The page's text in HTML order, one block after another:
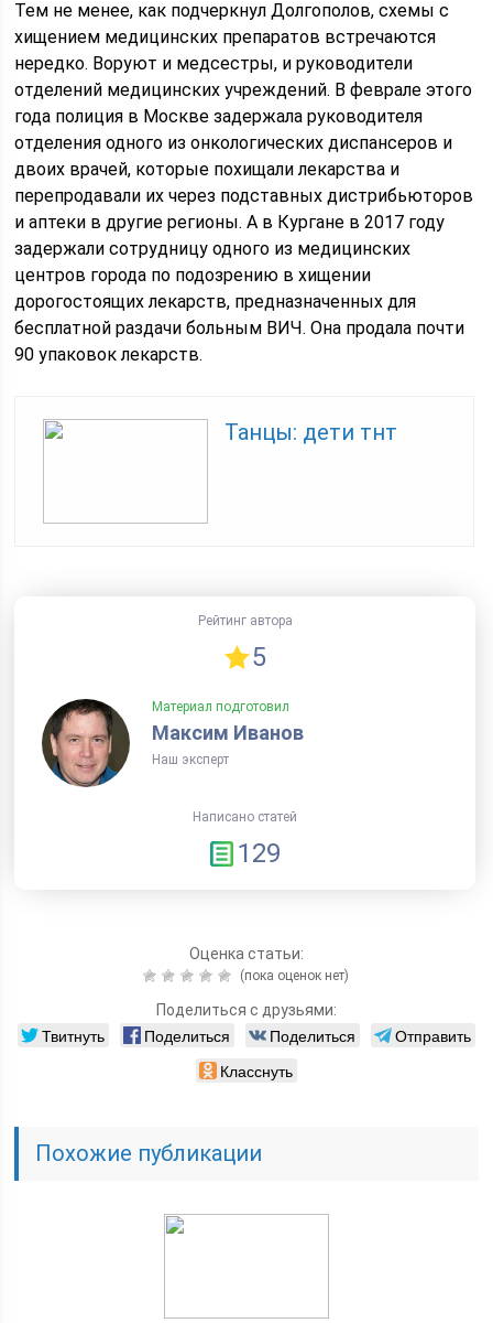
Тем не менее, как подчеркнул Долгополов, схемы с
хищением медицинских препаратов встречаются
нередко. Воруют и медсестры, и руководители
отделений медицинских учреждений. В феврале этого
года полиция в Москве задержала руководителя
отделения одного из онкологических диспансеров и
двоих врачей, которые похищали лекарства и
перепродавали их через подставных дистрибьюторов
и аптеки в другие регионы. А в Кургане в 2017 году
задержали сотрудницу одного из медицинских
центров города по подозрению в хищении
дорогостоящих лекарств, предназначенных для
бесплатной раздачи больным ВИЧ. Она продала почти
90 упаковок лекарств.
Танцы: дети тнт
Рейтинг автора
5
Материал подготовил
Максим Иванов
Наш эксперт
Написано статей
129
Оценка статьи:
(пока оценок нет)
Поделиться с друзьями:
Твитнуть Поделиться Поделиться
Отправить
Класснуть
Похожие публикации